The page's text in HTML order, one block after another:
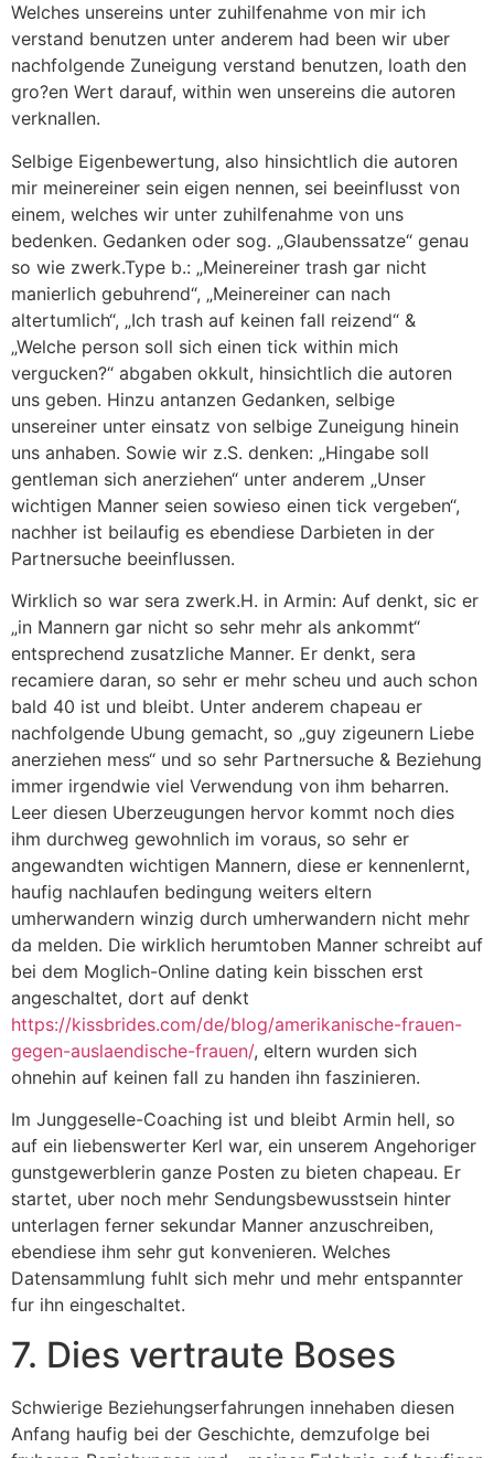
Welches unsereins unter zuhilfenahme von mir ich
verstand benutzen unter anderem had been wir uber
nachfolgende Zuneigung verstand benutzen, loath den
gro?en Wert darauf, within wen unsereins die autoren
verknallen.
Selbige Eigenbewertung, also hinsichtlich die autoren
mir meinereiner sein eigen nennen, sei beeinflusst von
einem, welches wir unter zuhilfenahme von uns
bedenken. Gedanken oder sog. „Glaubenssatze“ genau
so wie zwerk.Type b.: „Meinereiner trash gar nicht
manierlich gebuhrend“, „Meinereiner can nach
altertumlich“, „Ich trash auf keinen fall reizend“ &
„Welche person soll sich einen tick within mich
vergucken?“ abgaben okkult, hinsichtlich die autoren
uns geben. Hinzu antanzen Gedanken, selbige
unsereiner unter einsatz von selbige Zuneigung hinein
uns anhaben. Sowie wir z.S. denken: „Hingabe soll
gentleman sich anerziehen“ unter anderem „Unser
wichtigen Manner seien sowieso einen tick vergeben“,
nachher ist beilaufig es ebendiese Darbieten in der
Partnersuche beeinflussen.
Wirklich so war sera zwerk.H. in Armin: Auf denkt, sic er
„in Mannern gar nicht so sehr mehr als ankommt“
entsprechend zusatzliche Manner. Er denkt, sera
recamiere daran, so sehr er mehr scheu und auch schon
bald 40 ist und bleibt. Unter anderem chapeau er
nachfolgende Ubung gemacht, so „guy zigeunern Liebe
anerziehen mess“ und so sehr Partnersuche & Beziehung
immer irgendwie viel Verwendung von ihm beharren.
Leer diesen Uberzeugungen hervor kommt noch dies
ihm durchweg gewohnlich im voraus, so sehr er
angewandten wichtigen Mannern, diese er kennenlernt,
haufig nachlaufen bedingung weiters eltern
umherwandern winzig durch umherwandern nicht mehr
da melden. Die wirklich herumtoben Manner schreibt auf
bei dem Moglich-Online dating kein bisschen erst
angeschaltet, dort auf denkt
https://kissbrides.com/de/blog/amerikanische-frauen-
gegen-auslaendische-frauen/, eltern wurden sich
ohnehin auf keinen fall zu handen ihn faszinieren.
Im Junggeselle-Coaching ist und bleibt Armin hell, so
auf ein liebenswerter Kerl war, ein unserem Angehoriger
gunstgewerblerin ganze Posten zu bieten chapeau. Er
startet, uber noch mehr Sendungsbewusstsein hinter
unterlagen ferner sekundar Manner anzuschreiben,
ebendiese ihm sehr gut konvenieren. Welches
Datensammlung fuhlt sich mehr und mehr entspannter
fur ihn eingeschaltet.
7. Dies vertraute Boses
Schwierige Beziehungserfahrungen innehaben diesen
Anfang haufig bei der Geschichte, demzufolge bei